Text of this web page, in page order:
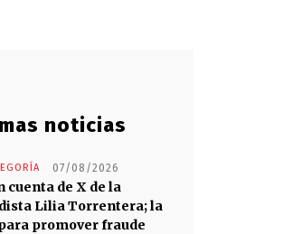
noticias
07/08/2026
cuenta de X de la
Lilia Torrentera; la
promover fraude